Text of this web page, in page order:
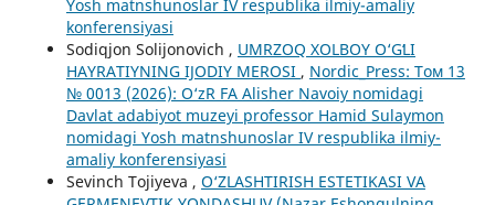
Yosh matnshunoslar IV respublika ilmiy-amaliy
konferensiyasi
Sodiqjon Solijonovich , UMRZOQ XOLBOY O‘GʻLI
HAYRATIYNING IJODIY MEROSI , Nordic_Press: Том 13
№ 0013 (2026): O‘zR FA Alisher Navoiy nomidagi
Davlat adabiyot muzeyi professor Hamid Sulaymon
nomidagi Yosh matnshunoslar IV respublika ilmiy-
amaliy konferensiyasi
Sevinch Tojiyeva , O‘ZLASHTIRISH ESTETIKASI VA